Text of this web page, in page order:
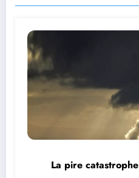
La pire